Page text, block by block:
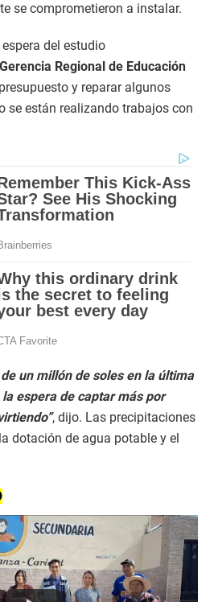
se comprometieron a instalar.
del estudio
Gerencia Regional de Educación
y reparar algunos
se están realizando trabajos con
un millón de soles en la última
espera de captar más por
, dijo. Las precipitaciones
dotación de agua potable y el